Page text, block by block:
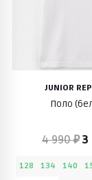
JUNIOR
Поло
4 990 ₽3
128 134 140